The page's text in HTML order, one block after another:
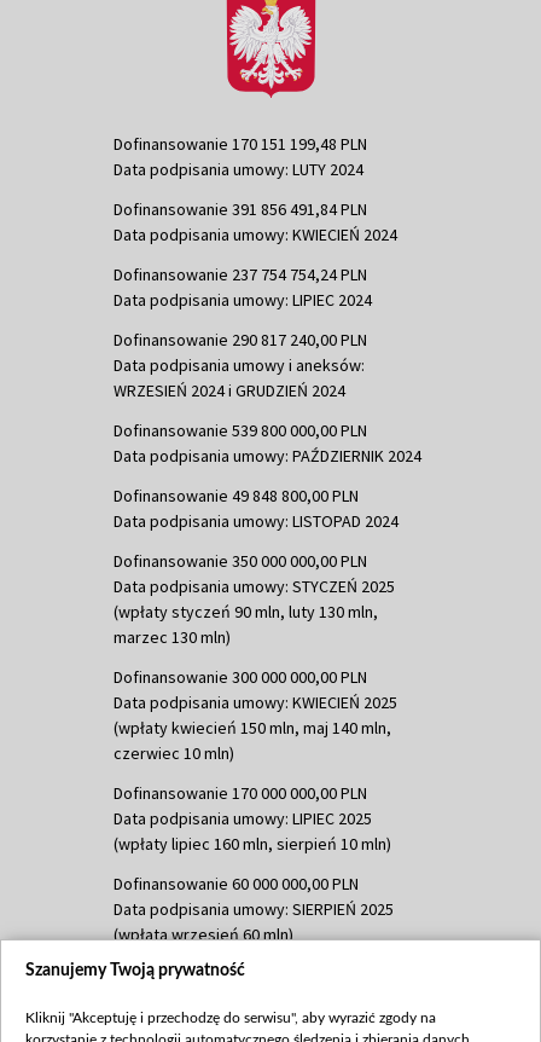
Dofinansowanie 170 151 199,48 PLN
Data podpisania umowy: LUTY 2024
Dofinansowanie 391 856 491,84 PLN
Data podpisania umowy: KWIECIEŃ 2024
Dofinansowanie 237 754 754,24 PLN
Data podpisania umowy: LIPIEC 2024
Dofinansowanie 290 817 240,00 PLN
Data podpisania umowy i aneksów:
WRZESIEŃ 2024 i GRUDZIEŃ 2024
Dofinansowanie 539 800 000,00 PLN
Data podpisania umowy: PAŹDZIERNIK 2024
Dofinansowanie 49 848 800,00 PLN
Data podpisania umowy: LISTOPAD 2024
Dofinansowanie 350 000 000,00 PLN
Data podpisania umowy: STYCZEŃ 2025
(wpłaty styczeń 90 mln, luty 130 mln,
marzec 130 mln)
Dofinansowanie 300 000 000,00 PLN
Data podpisania umowy: KWIECIEŃ 2025
(wpłaty kwiecień 150 mln, maj 140 mln,
czerwiec 10 mln)
Dofinansowanie 170 000 000,00 PLN
Data podpisania umowy: LIPIEC 2025
(wpłaty lipiec 160 mln, sierpień 10 mln)
Dofinansowanie 60 000 000,00 PLN
Data podpisania umowy: SIERPIEŃ 2025
(wpłata wrzesień 60 mln)
Dofinansowanie 635 783 051,21 PLN
(wpłata wrzesień 100 mln, październik 350
Szanujemy Twoją prywatność
Kliknij "Akceptuję i przechodzę do serwisu", aby wyrazić zgody na